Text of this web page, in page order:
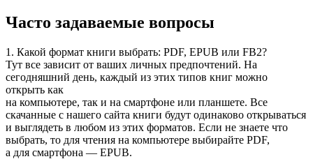
Часто задаваемые вопросы
1. Какой формат книги выбрать: PDF, EPUB или FB2?
Тут все зависит от ваших личных предпочтений. На
сегодняшний день, каждый из этих типов книг можно
открыть как
на компьютере, так и на смартфоне или планшете. Все
скачанные с нашего сайта книги будут одинаково открываться
и выглядеть в любом из этих форматов. Если не знаете что
выбрать, то для чтения на компьютере выбирайте PDF,
а для смартфона — EPUB.